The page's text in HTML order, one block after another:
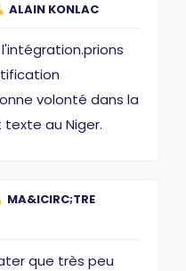
ALAIN KONLAC
volonté dans la
au Niger.
MA&ICIRC;TRE
que très peu